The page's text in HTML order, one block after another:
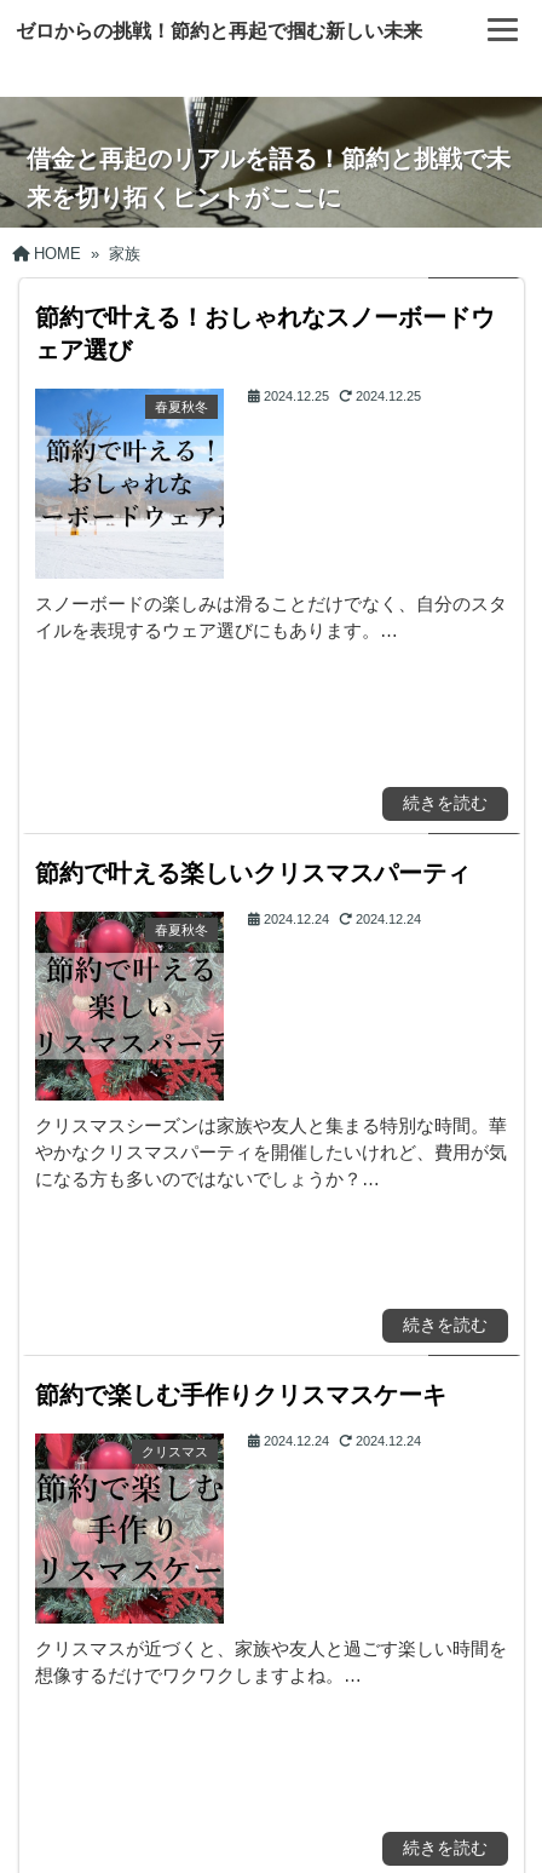
ゼロからの挑戦！節約と再起で掴む新しい未来
借金と再起のリアルを語る！節約と挑戦で未
来を切り拓くヒントがここに
HOME » 家族
節約で叶える！おしゃれなスノーボードウ
ェア選び
春夏秋冬
2024.12.25 2024.12.25
スノーボードの楽しみは滑ることだけでなく、自分のスタ
イルを表現するウェア選びにもあります。…
続きを読む
節約で叶える楽しいクリスマスパーティ
春夏秋冬
2024.12.24 2024.12.24
クリスマスシーズンは家族や友人と集まる特別な時間。華
やかなクリスマスパーティを開催したいけれど、費用が気
になる方も多いのではないでしょうか？…
続きを読む
節約で楽しむ手作りクリスマスケーキ
クリスマス
2024.12.24 2024.12.24
クリスマスが近づくと、家族や友人と過ごす楽しい時間を
想像するだけでワクワクしますよね。…
続きを読む